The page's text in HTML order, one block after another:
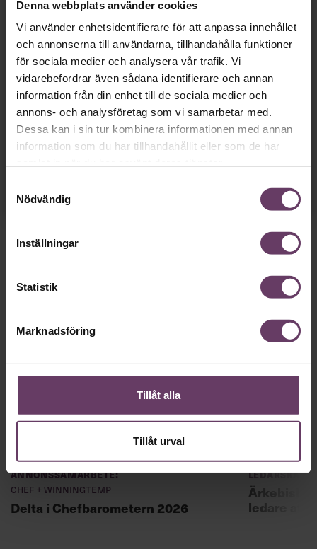
Denna webbplats använder cookies
Vi använder enhetsidentifierare för att anpassa innehållet
och annonserna till användarna, tillhandahålla funktioner
för sociala medier och analysera vår trafik. Vi
vidarebefordrar även sådana identifierare och annan
information från din enhet till de sociala medier och
annons- och analysföretag som vi samarbetar med.
Dessa kan i sin tur kombinera informationen med annan
information som du har tillhandahållit eller som de har
Nödvändig
Inställningar
Statistik
Marknadsföring
Tillåt alla
Tillåt urval
Skapa ditt gratiskonto
Tillgångtill våra låsta artiklar och webinargratis
ochutan tidsbegränsning!
Chefs nyhetsbrevmed senaste
ledarskapsnyheterna!
Dina uppgifter delas aldrig med tredje part.Läs vår
Annonssamarbete:
Delta i Chefbarometern 2026
Ledarskap
ledare att